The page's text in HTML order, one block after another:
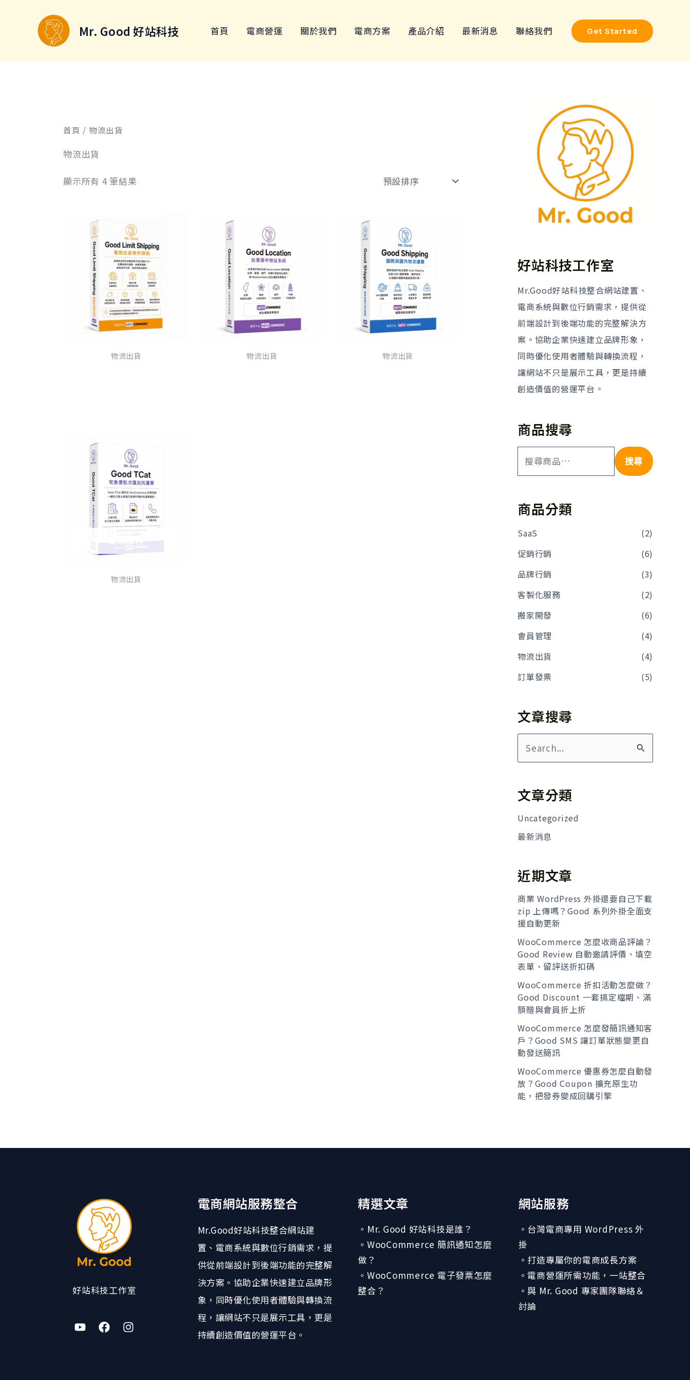
Mr. Good 好站科技 首頁 電商營運 關於我們 電商方案 產品介紹 最新消息 聯絡我們 Get Started
首頁 / 物流出貨
物流出貨
顯示所有 4 筆結果
物流出貨 物流出貨 物流出貨
物流出貨
好站科技工作室
Mr.Good好站科技整合網站建置、
電商系統與數位行銷需求，提供從
前端設計到後端功能的完整解決方
案。協助企業快速建立品牌形象，
同時優化使用者體驗與轉換流程，
讓網站不只是展示工具，更是持續
創造價值的營運平台。
商品搜尋
搜尋
商品分類
SaaS
(2)
促銷行銷
(6)
品牌行銷
(3)
客製化服務
(2)
搬家開發
(6)
會員管理
(4)
物流出貨
(4)
訂單發票
(5)
文章搜尋
尋
鍵
字
:
文章分類
Uncategorized
最新消息
近期文章
商業 WordPress 外掛還要自己下載
zip 上傳嗎？Good 系列外掛全面支
援自動更新
WooCommerce 怎麼收商品評論？
Good Review 自動邀請評價、填空
表單、留評送折扣碼
WooCommerce 折扣活動怎麼做？
Good Discount 一套搞定檔期、滿
額贈與會員折上折
WooCommerce 怎麼發簡訊通知客
戶？Good SMS 讓訂單狀態變更自
動發送簡訊
WooCommerce 優惠券怎麼自動發
放？Good Coupon 擴充原生功
能，把發券變成回購引擎
好站科技工作室
電商網站服務整合
Mr.Good好站科技整合網站建
置、電商系統與數位行銷需求，提
供從前端設計到後端功能的完整解
決方案。協助企業快速建立品牌形
象，同時優化使用者體驗與轉換流
程，讓網站不只是展示工具，更是
持續創造價值的營運平台。
精選文章
。Mr. Good 好站科技是誰？
。WooCommerce 簡訊通知怎麼
做？
。WooCommerce 電子發票怎麼
整合？
網站服務
。台灣電商專用 WordPress 外
掛
。打造專屬你的電商成長方案
。電商營運所需功能，一站整合
。與 Mr. Good 專家團隊聯絡＆
討論